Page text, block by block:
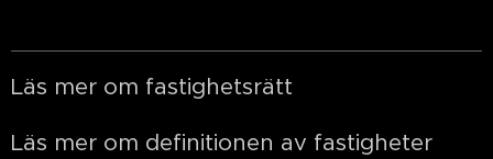
Läs mer om fastighetsrätt
Läs mer om definitionen av fastigheter